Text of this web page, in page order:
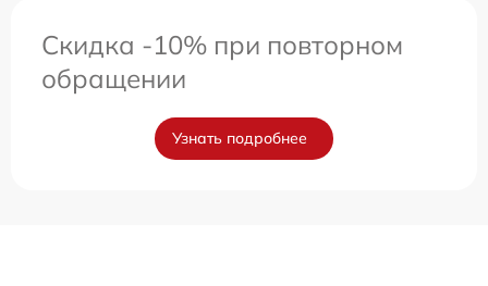
Скидка -10% при повторном
обращении
Узнать подробнее